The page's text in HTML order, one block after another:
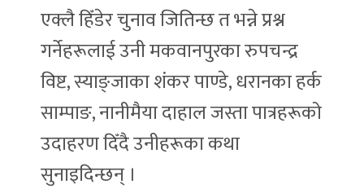
एक्लै हिँडेर चुनाव जितिन्छ त भन्ने प्रश्न
गर्नेहरूलाई उनी मकवानपुरका रुपचन्द्र
विष्ट, स्याङ्जाका शंकर पाण्डे, धरानका हर्क
साम्पाङ, नानीमैया दाहाल जस्ता पात्रहरूको
उदाहरण दिँदै उनीहरूका कथा
सुनाइदिन्छन् ।